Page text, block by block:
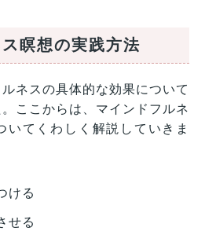
瞑想の実践方法
ネスの具体的な効果について
ここからは、マインドフルネ
いてくわしく解説していきま
ける
せる